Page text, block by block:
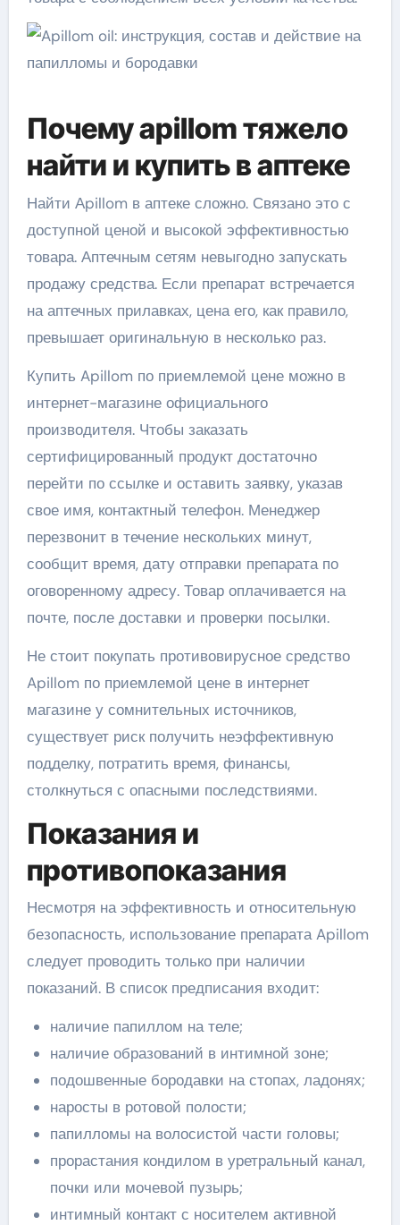
Почему apillom тяжело
найти и купить в аптеке
Найти Аpillom в аптеке сложно. Связано это с
доступной ценой и высокой эффективностью
товара. Аптечным сетям невыгодно запускать
продажу средства. Если препарат встречается
на аптечных прилавках, цена его, как правило,
превышает оригинальную в несколько раз.
Купить Apillom по приемлемой цене можно в
интернет-магазине официального
производителя. Чтобы заказать
сертифицированный продукт достаточно
перейти по ссылке и оставить заявку, указав
свое имя, контактный телефон. Менеджер
перезвонит в течение нескольких минут,
сообщит время, дату отправки препарата по
оговоренному адресу. Товар оплачивается на
почте, после доставки и проверки посылки.
Не стоит покупать противовирусное средство
Apillom по приемлемой цене в интернет
магазине у сомнительных источников,
существует риск получить неэффективную
подделку, потратить время, финансы,
столкнуться с опасными последствиями.
Показания и
противопоказания
Несмотря на эффективность и относительную
безопасность, использование препарата Apillom
следует проводить только при наличии
показаний. В список предписания входит:
наличие папиллом на теле;
наличие образований в интимной зоне;
подошвенные бородавки на стопах, ладонях;
наросты в ротовой полости;
папилломы на волосистой части головы;
прорастания кондилом в уретральный канал,
почки или мочевой пузырь;
интимный контакт с носителем активной